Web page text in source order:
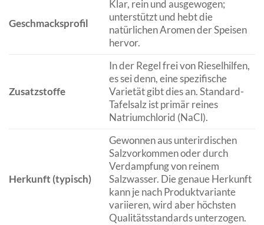
Geschmacksprofil
Klar, rein und ausgewogen;
unterstützt und hebt die
natürlichen Aromen der Speisen
hervor.
Zusatzstoffe
In der Regel frei von Rieselhilfen,
es sei denn, eine spezifische
Varietät gibt dies an. Standard-
Tafelsalz ist primär reines
Natriumchlorid (NaCl).
Herkunft (typisch)
Gewonnen aus unterirdischen
Salzvorkommen oder durch
Verdampfung von reinem
Salzwasser. Die genaue Herkunft
kann je nach Produktvariante
variieren, wird aber höchsten
Qualitätsstandards unterzogen.